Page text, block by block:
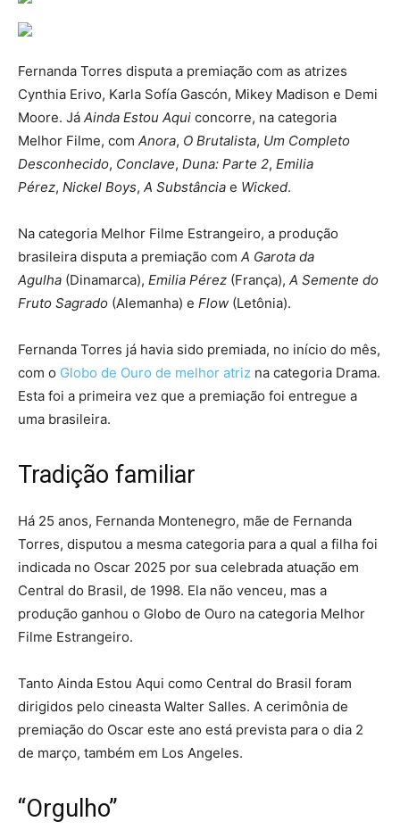
Fernanda Torres disputa a premiação com as atrizes
Cynthia Erivo, Karla Sofía Gascón, Mikey Madison e Demi
Moore. Já Ainda Estou Aqui concorre, na categoria
Melhor Filme, com Anora, O Brutalista, Um Completo
Desconhecido, Conclave, Duna: Parte 2, Emilia
Pérez, Nickel Boys, A Substância e Wicked.
Na categoria Melhor Filme Estrangeiro, a produção
brasileira disputa a premiação com A Garota da
Agulha (Dinamarca), Emilia Pérez (França), A Semente do
Fruto Sagrado (Alemanha) e Flow (Letônia).
Fernanda Torres já havia sido premiada, no início do mês,
com o Globo de Ouro de melhor atriz na categoria Drama.
Esta foi a primeira vez que a premiação foi entregue a
uma brasileira.
Tradição familiar
Há 25 anos, Fernanda Montenegro, mãe de Fernanda
Torres, disputou a mesma categoria para a qual a filha foi
indicada no Oscar 2025 por sua celebrada atuação em
Central do Brasil, de 1998. Ela não venceu, mas a
produção ganhou o Globo de Ouro na categoria Melhor
Filme Estrangeiro.
Tanto Ainda Estou Aqui como Central do Brasil foram
dirigidos pelo cineasta Walter Salles. A cerimônia de
premiação do Oscar este ano está prevista para o dia 2
de março, também em Los Angeles.
“Orgulho”